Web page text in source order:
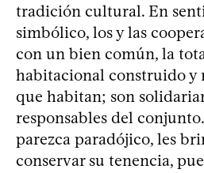
tradición cultural. En
simbólico, los y las
con un bien común, la
habitacional construido y
que habitan; son
responsables del
parezca paradójico, les
conservar su tenencia,